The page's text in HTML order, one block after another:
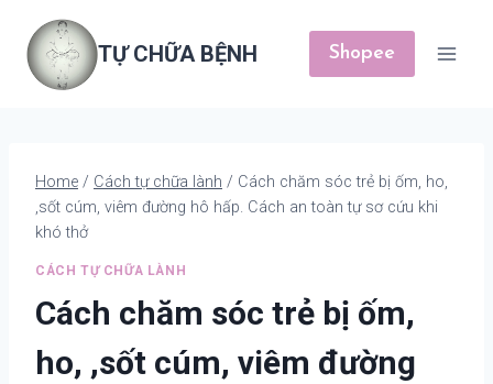
content
TỰ CHỮA BỆNH Shopee
Home / Cách tự chữa lành / Cách chăm sóc trẻ bị ốm, ho,
,sốt cúm, viêm đường hô hấp. Cách an toàn tự sơ cứu khi
khó thở
CÁCH TỰ CHỮA LÀNH
Cách chăm sóc trẻ bị ốm,
ho, ,sốt cúm, viêm đường